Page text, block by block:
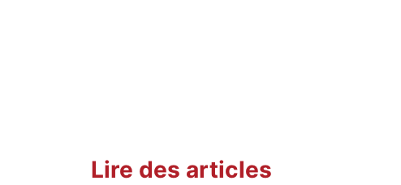
Lire des articles